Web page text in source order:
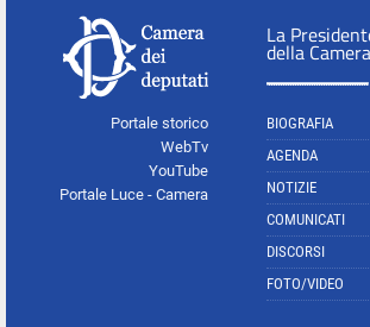
Portale storico
WebTv
YouTube
Portale Luce - Camera
La
della Camera
BIOGRAFIA
AGENDA
NOTIZIE
COMUNICATI
DISCORSI
FOTO/VIDEO